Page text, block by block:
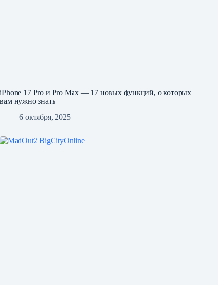
iPhone 17 Pro и Pro Max — 17 новых функций, о которых
вам нужно знать
6 октября, 2025